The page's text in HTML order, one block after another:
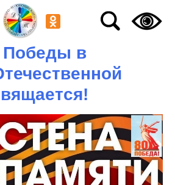
Победы в